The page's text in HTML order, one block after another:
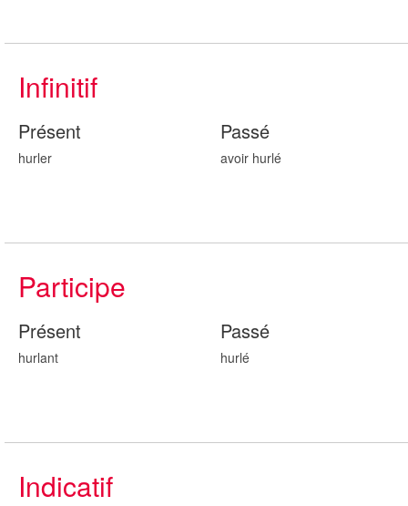
Infinitif
Présent
hurler
Passé
avoir hurlé
Participe
Présent
hurlant
Passé
hurlé
Indicatif